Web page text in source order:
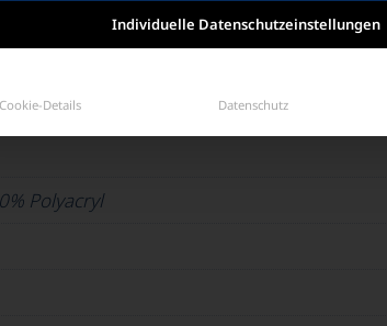
pink,schwarz
Polyacryl
Individuelle Datenschutzeinstellungen
Cookie-Details Datenschutz